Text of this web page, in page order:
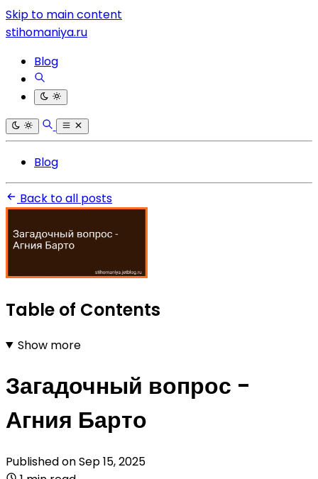
Skip to main content
stihomaniya.ru
Blog
Blog
Back to all posts
Table of Contents
Show more
Загадочный вопрос -
Агния Барто
Published onSep 15, 2025